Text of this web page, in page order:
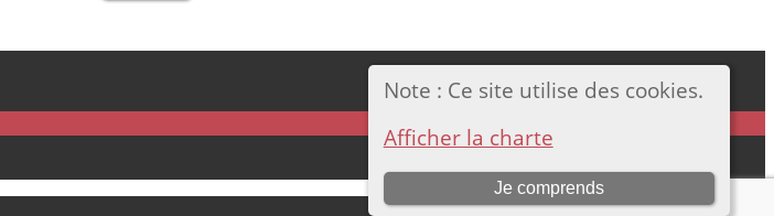
Note : Ce site utilise des cookies.
Afficher la charte
Je comprends